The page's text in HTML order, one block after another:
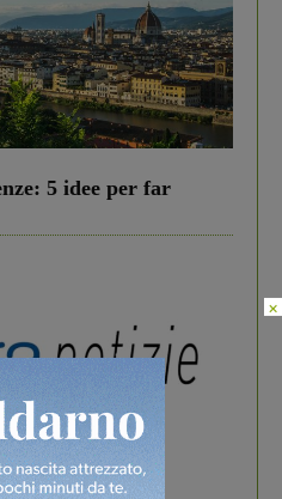
5 idee per far
×